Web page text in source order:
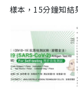
樣本，15分鐘知結